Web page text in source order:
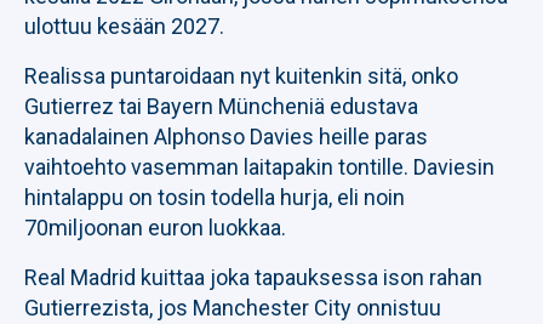
ulottuu kesään 2027.
Realissa puntaroidaan nyt kuitenkin sitä, onko
Gutierrez tai Bayern Müncheniä edustava
kanadalainen Alphonso Davies heille paras
vaihtoehto vasemman laitapakin tontille. Daviesin
hintalappu on tosin todella hurja, eli noin
70miljoonan euron luokkaa.
Real Madrid kuittaa joka tapauksessa ison rahan
Gutierrezista, jos Manchester City onnistuu